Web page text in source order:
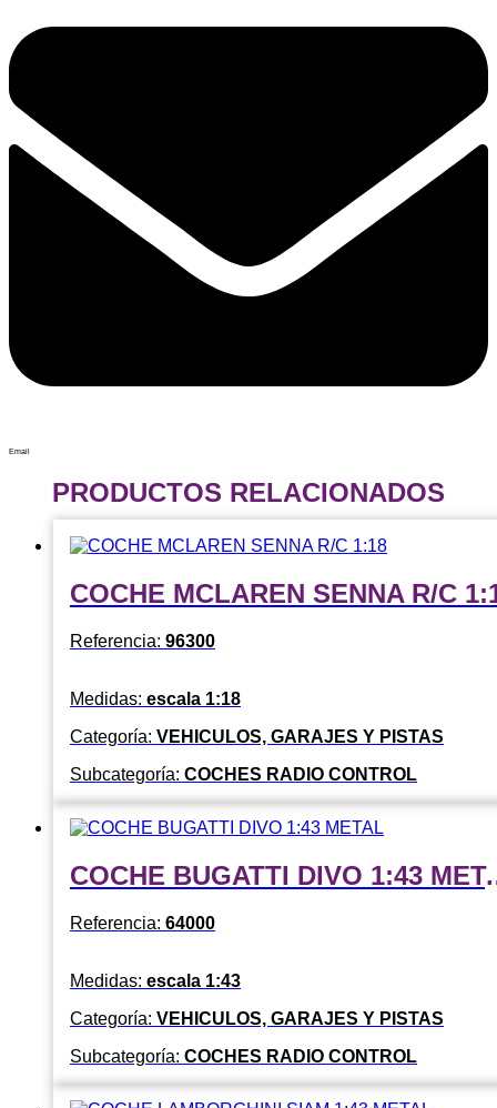
Email
PRODUCTOS RELACIONADOS
COCHE MCLAREN SENNA R/C
Referencia: 96300
Medidas: escala 1:18
Categoría: VEHICULOS, GARAJES Y PISTAS
Subcategoría: COCHES RADIO CONTROL
COCHE
Referencia: 64000
Medidas: escala 1:43
Categoría: VEHICULOS, GARAJES Y PISTAS
Subcategoría: COCHES RADIO CONTROL